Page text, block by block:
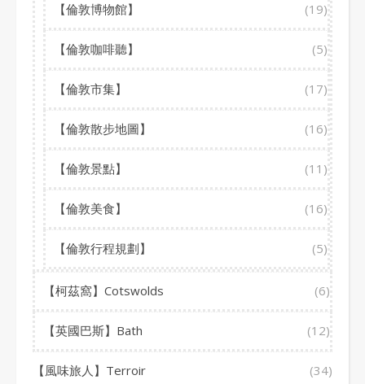
【倫敦博物館】 (19)
【倫敦咖啡聽】 (5)
【倫敦市集】 (17)
【倫敦散步地圖】 (16)
【倫敦景點】 (11)
【倫敦美食】 (16)
【倫敦行程規劃】 (5)
【柯茲窩】Cotswolds (6)
【英國巴斯】Bath (12)
【風味旅人】Terroir (34)